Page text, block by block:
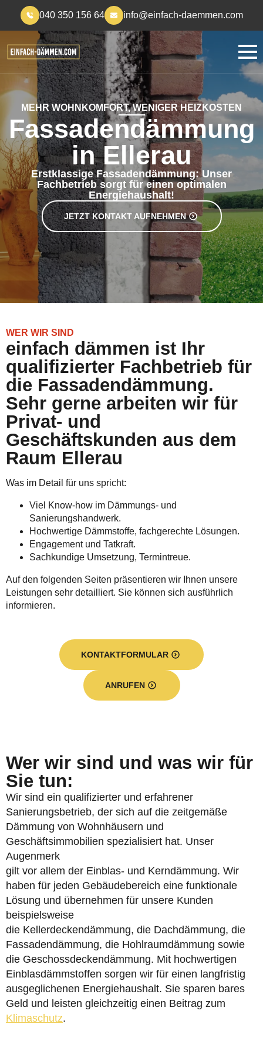
040 350 156 64 info@einfach-daemmen.com
MEHR WOHNKOMFORT, WENIGER HEIZKOSTEN
Fassadendämmung
in Ellerau
Erstklassige Fassadendämmung: Unser
Fachbetrieb sorgt für einen optimalen
Energiehaushalt!
JETZT KONTAKT AUFNEHMEN
WER WIR SIND
einfach dämmen ist Ihr
qualifizierter Fachbetrieb für
die Fassadendämmung.
Sehr gerne arbeiten wir für
Privat- und
Geschäftskunden aus dem
Raum Ellerau
Was im Detail für uns spricht:
Viel Know-how im Dämmungs- und
Sanierungshandwerk.
Hochwertige Dämmstoffe, fachgerechte Lösungen.
Engagement und Tatkraft.
Sachkundige Umsetzung, Termintreue.
Auf den folgenden Seiten präsentieren wir Ihnen unsere
Leistungen sehr detailliert. Sie können sich ausführlich
informieren.
KONTAKTFORMULAR
ANRUFEN
Wer wir sind und was wir für
Sie tun:
Wir sind ein qualifizierter und erfahrener
Sanierungsbetrieb, der sich auf die zeitgemäße
Dämmung von Wohnhäusern und
Geschäftsimmobilien spezialisiert hat. Unser
Augenmerk
gilt vor allem der Einblas- und Kerndämmung. Wir
haben für jeden Gebäudebereich eine funktionale
Lösung und übernehmen für unsere Kunden
beispielsweise
die Kellerdeckendämmung, die Dachdämmung, die
Fassadendämmung, die Hohlraumdämmung sowie
die Geschossdeckendämmung. Mit hochwertigen
Einblasdämmstoffen sorgen wir für einen langfristig
ausgeglichenen Energiehaushalt. Sie sparen bares
Geld und leisten gleichzeitig einen Beitrag zum
Klimaschutz.